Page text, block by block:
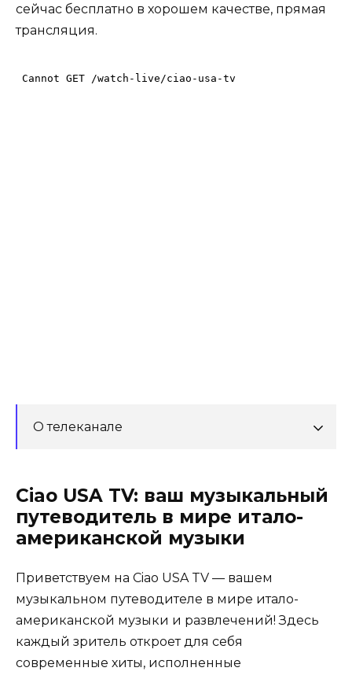
сейчас бесплатно в хорошем качестве, прямая
трансляция.
О телеканале
Ciao USA TV: ваш музыкальный
путеводитель в мире итало-
американской музыки
Приветствуем на Ciao USA TV — вашем
музыкальном путеводителе в мире итало-
американской музыки и развлечений! Здесь
каждый зритель откроет для себя
современные хиты, исполненные